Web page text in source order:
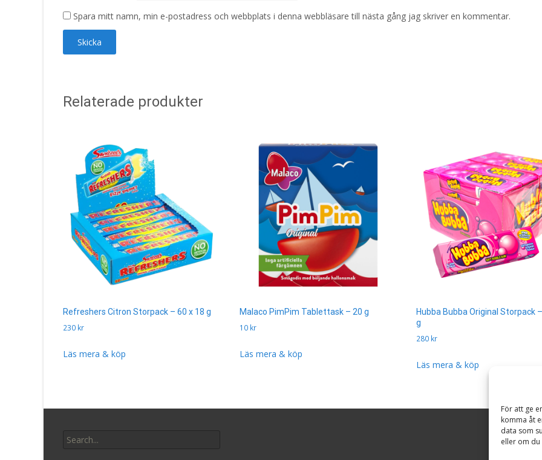
För att ge
komma åt
data som
eller om
Spara mitt namn, min e-postadress och webbplats i denna webbläsare till nästa gång jag skriver en kommentar.
Relaterade produkter
Refreshers Citron Storpack – 60 x 18 g
230 kr
Läs mera & köp
Malaco PimPim Tablettask – 20 g
10 kr
Läs mera & köp
Hubba Bubba Original Storpack
g
280 kr
Läs mera & köp
for: